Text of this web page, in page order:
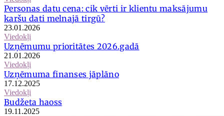
Personas datu cena: cik vērti ir klientu maksājumu
karšu dati melnajā tirgū?
23.01.2026
Viedokļi
Uzņēmumu prioritātes 2026.gadā
21.01.2026
Viedokļi
Uzņēmuma finanses jāplāno
17.12.2025
Viedokļi
Budžeta haoss
19.11.2025